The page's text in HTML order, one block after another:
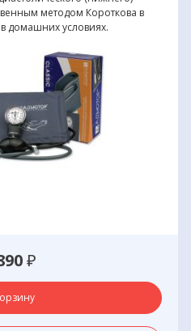
методом Короткова в
домашних условиях.
₽